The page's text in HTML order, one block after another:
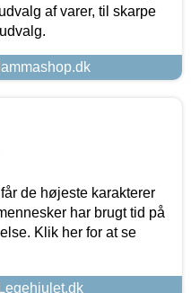
af varer, til skarpe
de højeste karakterer
har brugt tid på
Klik her for at se